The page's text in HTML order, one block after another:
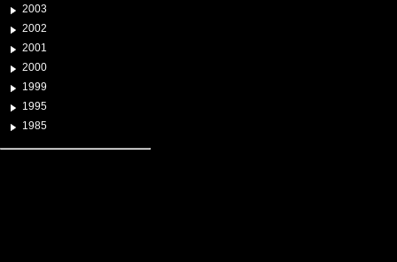
2003
2002
2001
2000
1999
1995
1985